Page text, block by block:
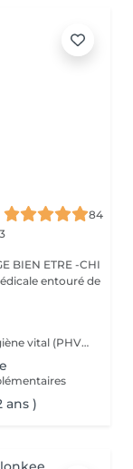
84
BIEN ETRE -CHI
L'anamnese (durée 2h ) Le programme d'hygiène vital (PHV) Je vous remettrai un programme d'hygiène vital, par mail, sous quelques jours , Il est constitué de conseils naturopathiques personnalisés et dédiés pour une prise en charge globale des différents plans de la santé (alimentation, activités physiques, gestion psycho-émotionnel) et pourra être complété selon le cas par des complémentations nutritionnelles. Nous ferons un point par téléphone afin de vous donner plus amples explications sur ces conseils.
ans )